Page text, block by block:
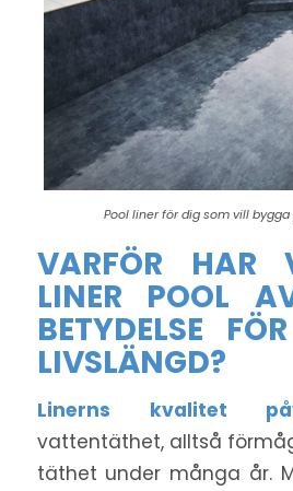
Pool liner för dig som vill
VARFÖR HAR
LINER POOL
BETYDELSE
LIVSLÄNGD?
Linerns kvalitet
vattentäthet, alltså
täthet under många år.